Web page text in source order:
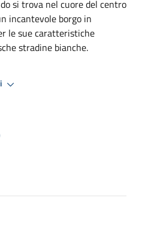
si trova nel cuore del centro
incantevole borgo in
le sue caratteristiche
stradine bianche.